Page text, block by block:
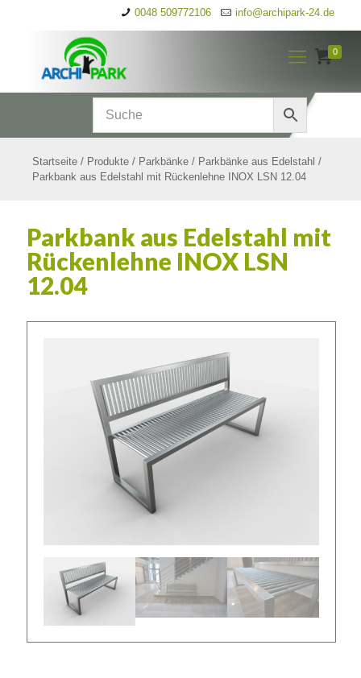
0048 509772106 info@archipark-24.de
0
Startseite / Produkte / Parkbänke / Parkbänke aus Edelstahl /
Parkbank aus Edelstahl mit Rückenlehne INOX LSN 12.04
Parkbank aus Edelstahl mit
Rückenlehne INOX LSN
12.04